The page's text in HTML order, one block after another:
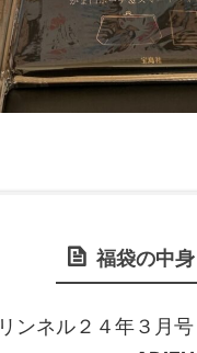
福袋の中身
リンネル２４年３月